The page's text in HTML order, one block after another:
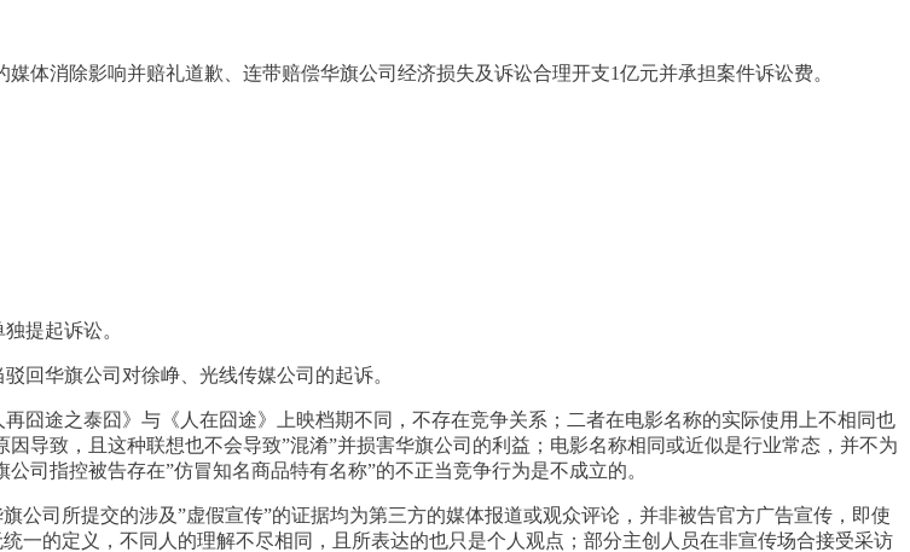
体消除影响并赔礼道歉、连带赔偿华旗公司经济损失及诉讼合理开支1亿元并承担案件诉讼费。
提起诉讼。
回华旗公司对徐峥、光线传媒公司的起诉。
囧途之泰囧》与《人在囧途》上映档期不同，不存在竞争关系；二者在电影名称的实际使用上不相同也
导致，且这种联想也不会导致”混淆”并损害华旗公司的利益；电影名称相同或近似是行业常态，并不为
司指控被告存在”仿冒知名商品特有名称”的不正当竞争行为是不成立的。
公司所提交的涉及”虚假宣传”的证据均为第三方的媒体报道或观众评论，并非被告官方广告宣传，即使
一的定义，不同人的理解不尽相同，且所表达的也只是个人观点；部分主创人员在非宣传场合接受采访